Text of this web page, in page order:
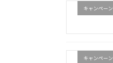
キャンペーン
キャンペーン